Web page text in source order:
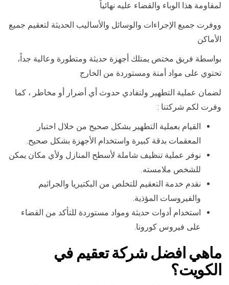
لمقاومة هذا الوباء والقضاء عليه نهائياً
ووفرت جميع الإجراءات والوسائل والأساليب الحديثة لتعقيم جميع
الأماكن
بواسطة فريق مختص يمتلك أجهزة حديثة ومتطورة وعالية جداً،
تحتوي على مواد أمنة ومستوردة من الخارج
لضمان عملية التطهير ولتفادي حدوث أي أضرار أو مخاطر ، كما
وفرت لكم شركتنا :
القيام بعملية التطهير بشكل صحيح من خلال اختبار
المعقمات بدقة كبيرة واستخدام الأجهزة بشكل صحيح.
نوفر عملية تنظيف شاملة لأسطح المنازل ولأي مكان يمكن
للشخص ملامسته.
نقدم خدمة التعقيم للتخلص من البكتيريا والجراثيم
والفيروسات المؤذية.
استخدام أدوات حديثة ومواد مستوردة للتأكد من القضاء
على فيروس كورونا.
ماهي افضل شركة تعقيم في
الكويت؟